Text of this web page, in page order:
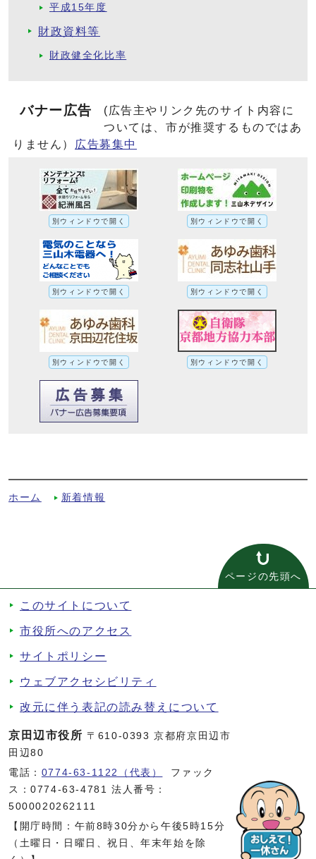
平成15年度
財政資料等
財政健全化比率
バナー広告
(広告主やリンク先のサイト内容に
ついては、市が推奨するものではあ
りません）
広告募集中
別ウィンドウで開く 別ウィンドウで開く
別ウィンドウで開く 別ウィンドウで開く
別ウィンドウで開く 別ウィンドウで開く
ホーム 新着情報
ページの先頭へ
このサイトについて
市役所へのアクセス
サイトポリシー
ウェブアクセシビリティ
改元に伴う表記の読み替えについて
京田辺市役所 〒610-0393 京都府京田辺市
田辺80
電話： 0774-63-1122（代表）
ファック
ス：0774-63-4781 法人番号：
5000020262111
【開庁時間：午前8時30分から午後5時15分
（土曜日・日曜日、祝日、年末年始を除